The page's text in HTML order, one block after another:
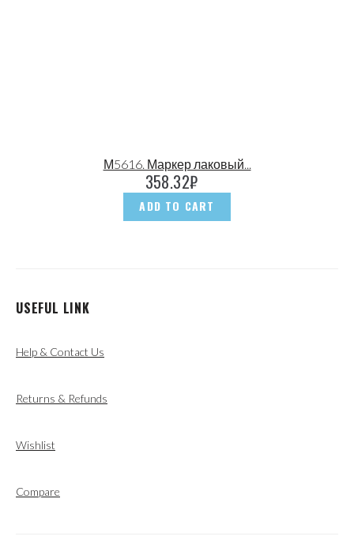
М5616. Маркер лаковый...
358.32₽
ADD TO CART
USEFUL LINK
Help & Contact Us
Returns & Refunds
Wishlist
Compare